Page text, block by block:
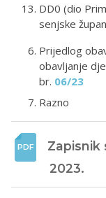
DD0 (dio
senjske
Prijedlog
obavljanje
br. 06/23
Razno
Zapisnik
2023.